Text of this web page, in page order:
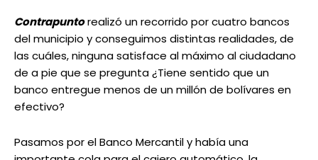
Contrapuntorealizó un recorrido por cuatro bancos
del municipio y conseguimos distintas realidades, de
las cuáles, ninguna satisface al máximo al ciudadano
de a pie que se pregunta ¿Tiene sentido que un
banco entregue menos de un millón de bolívares en
efectivo?
Pasamos por el Banco Mercantil y había una